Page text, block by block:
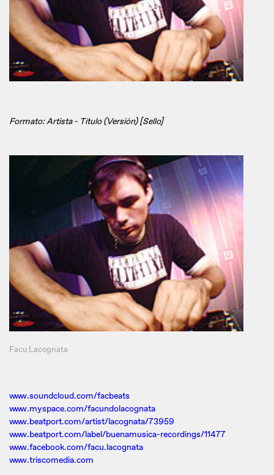
Formato: Artista - Título (Versión) [Sello]
Facu Lacognata
www.soundcloud.com/facbeats
www.myspace.com/facundolacognata
www.beatport.com/artist/lacognata/73959
www.beatport.com/label/buenamusica-recordings/11477
www.facebook.com/facu.lacognata
www.triscomedia.com